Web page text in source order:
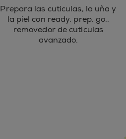
Prepara las cutículas, la uña y
la piel con ready. prep. go.,
removedor de cutículas
avanzado.